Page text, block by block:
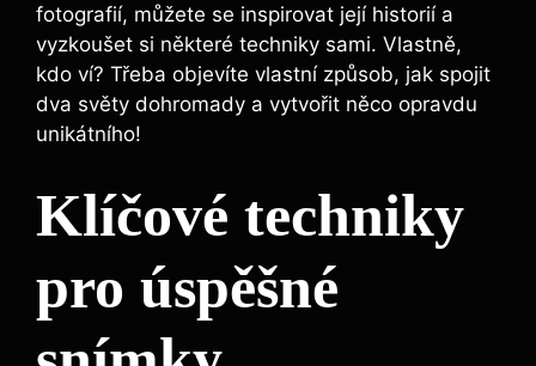
fotografií, můžete se inspirovat ⁣její historií a
vyzkoušet⁣ si některé techniky sami. Vlastně,
kdo ví? Třeba objevíte vlastní způsob, jak⁤ spojit
dva světy ⁤dohromady⁤ a⁤ vytvořit⁢ něco opravdu
⁢unikátního!
Klíčové techniky
pro ‍úspěšné